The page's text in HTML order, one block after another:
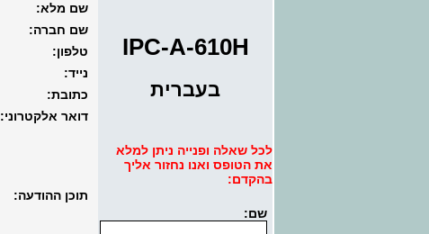
IPC-A-610H
בעברית
לכל שאלה ופנייה ניתן למלא
את הטופס ואנו נחזור אליך
בהקדם:
שם מלא:
שם חברה:
טלפון:
נייד:
כתובת:
דואר אלקטרוני:
תוכן ההודעה: